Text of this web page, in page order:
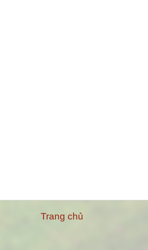
Trang chủ